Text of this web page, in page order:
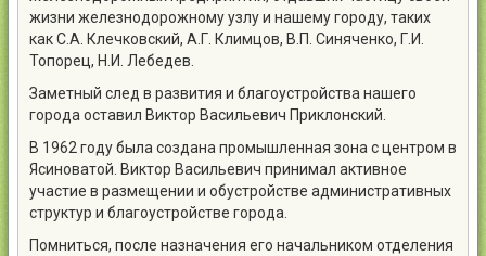
жизни железнодорожному узлу и нашему городу, таких
как С.А. Клечковский, А.Г. Климцов, В.П. Синяченко, Г.И.
Топорец, Н.И. Лебедев.
Заметный след в развития и благоустройства нашего
города оставил Виктор Васильевич Приклонский.
В 1962 году была создана промышленная зона с центром в
Ясиноватой. Виктор Васильевич принимал активное
участие в размещении и обустройстве административных
структур и благоустройстве города.
Помниться, после назначения его начальником отделения